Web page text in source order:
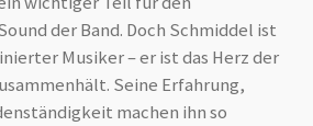
der Band. Doch Schmiddel ist
Musiker – er ist das Herz der
Seine Erfahrung,
machen ihn so